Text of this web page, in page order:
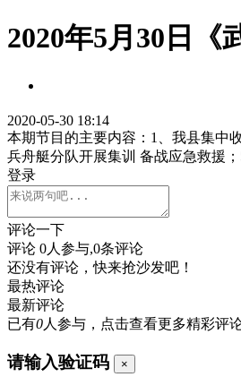
2020年5月30日
2020-05-30 18:14
本期节目的主要内容：1、我县集中
兵舟艇分队开展集训 备战应急救援
登录
评论一下
评论 0人参与,0条评论
还没有评论，快来抢沙发吧！
最热评论
最新评论
已有0人参与，点击查看更多精彩评
请输入验证码 ×